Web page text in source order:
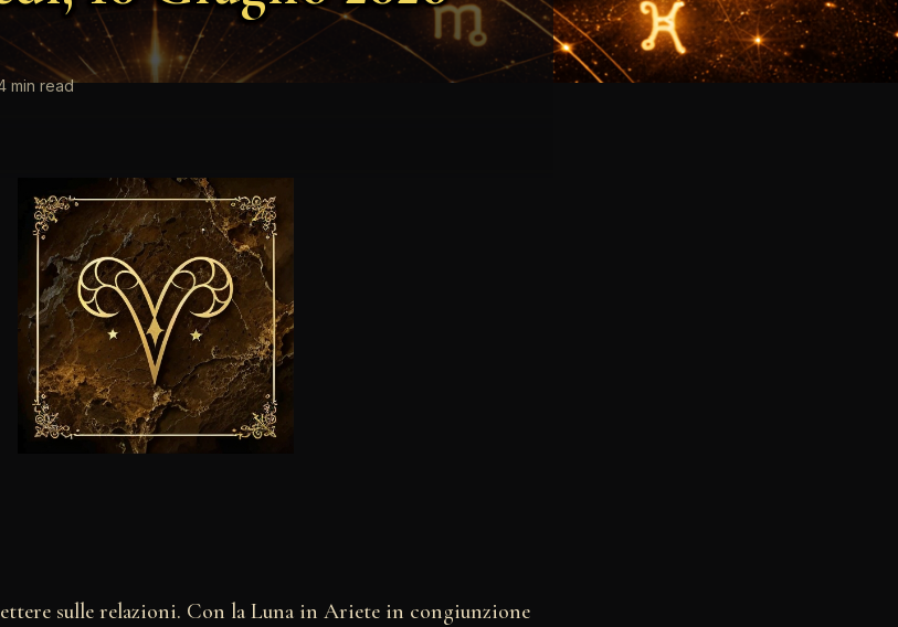
min read
sulle relazioni. Con la Luna in Ariete in congiunzione